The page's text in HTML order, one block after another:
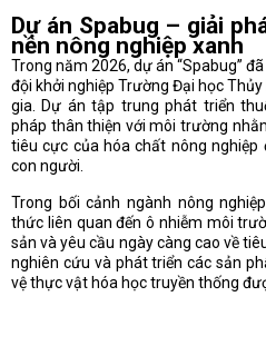
Dự án Spabug – giải
nền nông nghiệp xanh
Trong năm 2026, dự án “Spabug”
đội khởi nghiệp Trường Đại học
gia. Dự án tập trung phát triển
pháp thân thiện với môi trường
tiêu cực của hóa chất nông nghiệp
con người.
Trong bối cảnh ngành nông
thức liên quan đến ô nhiễm môi
sản và yêu cầu ngày càng cao về
nghiên cứu và phát triển các sản
vệ thực vật hóa học truyền thống